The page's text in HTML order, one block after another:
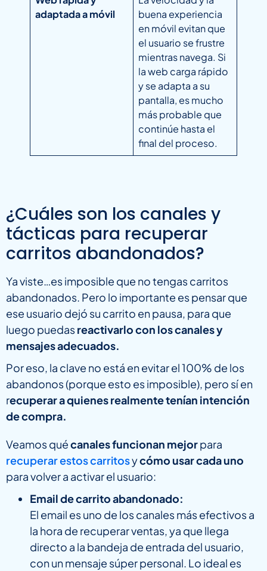
adaptada a móvil
buena experiencia
en móvil evitan que
el usuario se frustre
mientras navega. Si
la web carga rápido
y se adapta a su
pantalla, es mucho
más probable que
continúe hasta el
final del proceso.
¿Cuáles son los canales y
tácticas para recuperar
carritos abandonados?
Ya viste…es imposible que no tengas carritos
abandonados. Pero lo importante es pensar que
ese usuario dejó su carrito en pausa, para que
luego puedasreactivarlo con los canales y
mensajes adecuados.
Por eso, la clave no está en evitar el 100% de los
abandonos (porque esto es imposible), pero sí en
recuperar a quienes realmente tenían intención
de compra.
Veamos quécanales funcionan mejorpara
recuperar estos carritosycómo usar cada uno
para volver a activar el usuario:
Email de carrito abandonado:
El email es uno de los canales más efectivos a
la hora de recuperar ventas, ya que llega
directo a la bandeja de entrada del usuario,
con un mensaje súper personal. Lo ideal es